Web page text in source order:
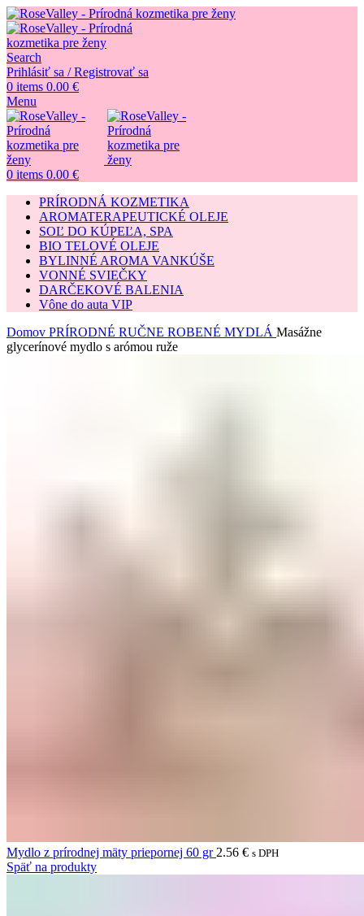
Search
Prihlásiť sa / Registrovať sa
0 items 0.00 €
Menu
0 items 0.00 €
PRÍRODNÁ KOZMETIKA
AROMATERAPEUTICKÉ OLEJE
SOĽ DO KÚPEĽA, SPA
BIO TELOVÉ OLEJE
BYLINNÉ AROMA VANKÚŠE
VONNÉ SVIEČKY
DARČEKOVÉ BALENIA
Vône do auta VIP
Domov PRÍRODNÉ RUČNE ROBENÉ MYDLÁ Masážne
glycerínové mydlo s arómou ruže
Mydlo z prírodnej mäty priepornej 60 gr 2.56 € s DPH
Späť na produkty